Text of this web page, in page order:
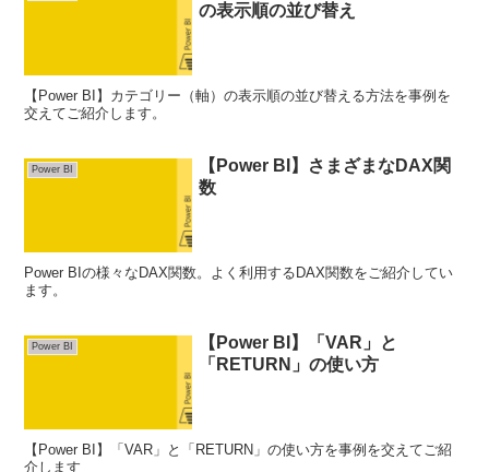
の表示順の並び替え
【Power BI】カテゴリー（軸）の表示順の並び替える方法を事例を
交えてご紹介します。
Power BI
【Power BI】さまざまなDAX関
数
Power BIの様々なDAX関数。よく利用するDAX関数をご紹介してい
ます。
Power BI
【Power BI】「VAR」と
「RETURN」の使い方
【Power BI】「VAR」と「RETURN」の使い方を事例を交えてご紹
介します